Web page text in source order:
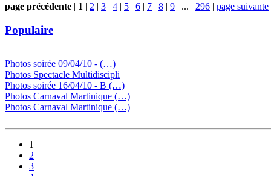
page précédente | 1 | 2 | 3 | 4 | 5 | 6 | 7 | 8 | 9 | ... | 296 | page suivante
Populaire
Photos soirée 09/04/10 - (…)
Photos Spectacle Multidiscipli
Photos soirée 16/04/10 - B (…)
Photos Carnaval Martinique (…)
Photos Carnaval Martinique (…)
1
2
3